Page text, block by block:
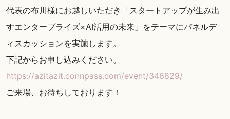
代表の布川様にお越しいただき「スタートアップが生み出
すエンタープライズ×AI活用の未来」をテーマにパネルデ
ィスカッションを実施します。
下記からお申し込みください。
https://azitazit.connpass.com/event/346829/
ご来場、お待ちしております！